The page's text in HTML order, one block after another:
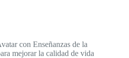
con Enseñanzas de la
mejorar la calidad de vida